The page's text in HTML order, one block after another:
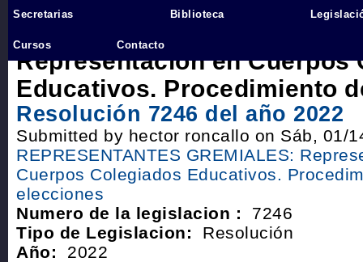
Inicio›
29 REPRESENTANTES
Representación en Cuerpos
Educativos. Procedimiento
Resolución 7246 del año 2022
Submitted by hector roncallo on Sáb, 01/
REPRESENTANTES GREMIALES:
Cuerpos Colegiados Educativos.
elecciones
Numero de la legislacion :
7246
Tipo de Legislacion:
Resolución
Año:
2022
Secretarias Biblioteca
Cursos Contacto